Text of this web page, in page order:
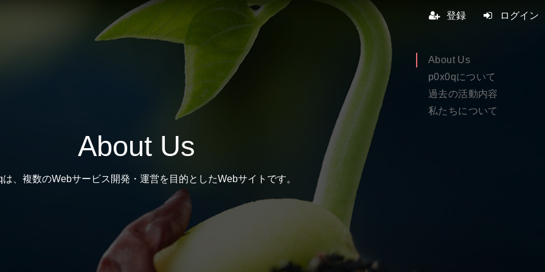
ログイン
登録
About Us
は、複数のWebサービス開発・運営を目的としたWebサイトです。
About Us
p0x0qについて
過去の活動内容
私たちについて